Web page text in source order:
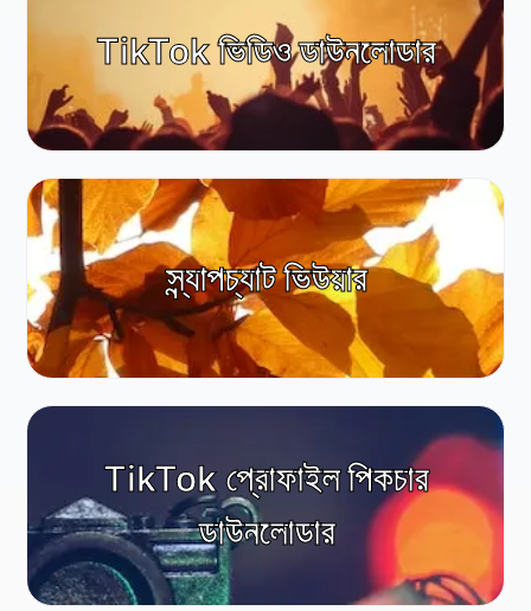
TikTok ভিডিও ডাউনলোডার
স্ন্যাপচ্যাট ভিউয়ার
TikTok প্রোফাইল পিকচার
ডাউনলোডার